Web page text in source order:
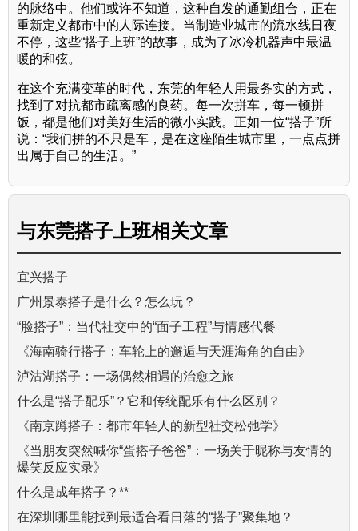
的脉络中。他们或许不知道，这种自发的通勤组合，正在
重新定义都市中的人际连接。当制造业城市的流水线日夜
不停，这些“搭子上班”的故事，成为了冰冷机器声中最温
暖的和弦。
在这个充满变革的时代，东莞的年轻人用最务实的方式，
找到了对抗都市疏离感的良药。每一次拼车，每一顿拼
饭，都是他们对美好生活的微小实践。正如一位“搭子”所
说：“我们拼的不只是车，是在这座陌生城市里，一点点拼
出属于自己的生活。”
与东莞搭子上班相关文章
宜兴搭子
广州景泰搭子是什么？怎么玩？
“脸搭子”：当代社交中的“面子工程”与情感代餐
《海南骑行搭子：车轮上的邂逅与天涯海角的自由》
泸沽湖搭子：一场偶然相遇的治愈之旅
什么是“搭子配乐”？它和传统配乐有什么区别？
《南京蹲搭子：都市年轻人的新型社交松弛学》
《当朋友突然喊你“蛋搭子爸爸”：一场关于昵称与友情的
爆笑反应实录》
什么是成年搭子？**
在深圳哪里能找到最适合看日落的“搭子”聚集地？